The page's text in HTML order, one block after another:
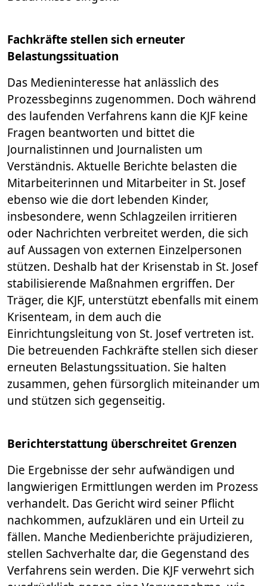
Fachkräfte stellen sich erneuter
Belastungssituation
Das Medieninteresse hat anlässlich des
Prozessbeginns zugenommen. Doch während
des laufenden Verfahrens kann die KJF keine
Fragen beantworten und bittet die
Journalistinnen und Journalisten um
Verständnis. Aktuelle Berichte belasten die
Mitarbeiterinnen und Mitarbeiter in St. Josef
ebenso wie die dort lebenden Kinder,
insbesondere, wenn Schlagzeilen irritieren
oder Nachrichten verbreitet werden, die sich
auf Aussagen von externen Einzelpersonen
stützen. Deshalb hat der Krisenstab in St. Josef
stabilisierende Maßnahmen ergriffen. Der
Träger, die KJF, unterstützt ebenfalls mit einem
Krisenteam, in dem auch die
Einrichtungsleitung von St. Josef vertreten ist.
Die betreuenden Fachkräfte stellen sich dieser
erneuten Belastungssituation. Sie halten
zusammen, gehen fürsorglich miteinander um
und stützen sich gegenseitig.
Berichterstattung überschreitet Grenzen
Die Ergebnisse der sehr aufwändigen und
langwierigen Ermittlungen werden im Prozess
verhandelt. Das Gericht wird seiner Pflicht
nachkommen, aufzuklären und ein Urteil zu
fällen. Manche Medienberichte präjudizieren,
stellen Sachverhalte dar, die Gegenstand des
Verfahrens sein werden. Die KJF verwehrt sich